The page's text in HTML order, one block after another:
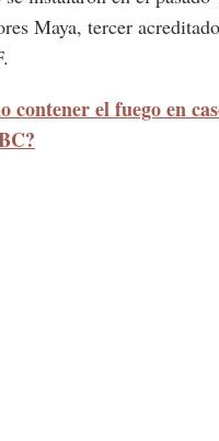
Maya, tercer
contener el fuego en